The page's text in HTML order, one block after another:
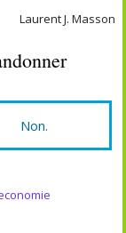
Laurent J. Masson
Non.